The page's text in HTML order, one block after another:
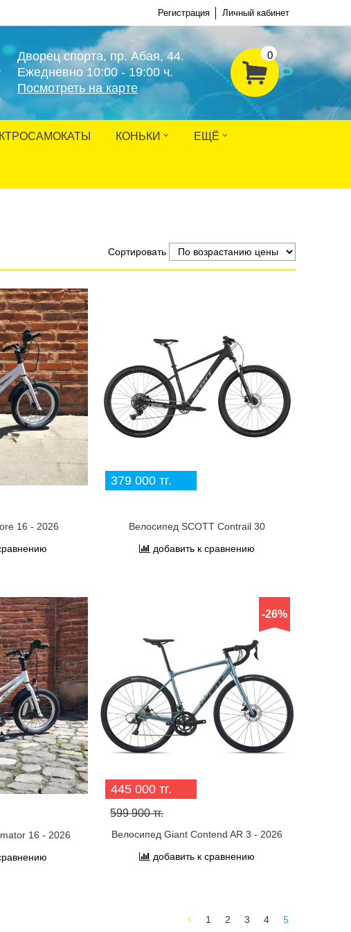
Регистрация Личный кабинет
Дворец спорта, пр. Абая, 44.
Ежедневно 10:00 - 19:00 ч.
Посмотреть на карте
0
КОНЬКИ ЕЩЁ
Сортировать
16 - 2026
379 000 тг.
Велосипед SCOTT Contrail 30
добавить к сравнению
16 - 2026
-26%
445 000 тг.
599 900 тг.
Велосипед Giant Contend AR 3 - 2026
добавить к сравнению
1 2 3 4 5